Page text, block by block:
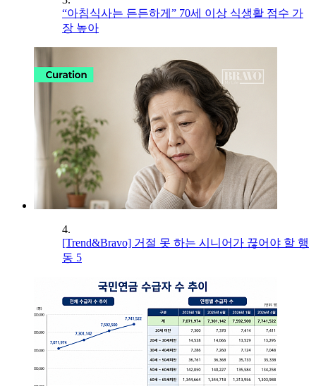
“아침식사는 든든하게” 70세 이상 식생활 점수 가
장 높아
4.
[Trend&Bravo] 거절 못 하는 시니어가 끊어야 할 행
동 5